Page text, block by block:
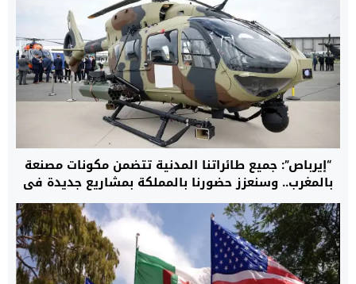
“إيرباص”: جميع طائراتنا المدنية تتضمن مكونات مصنعة
بالمغرب.. وسنعزز حضورنا بالمملكة بمشاريع جديدة في
مجال المروحيات